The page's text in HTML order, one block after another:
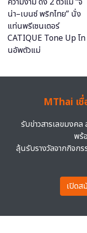
MThai เ
รับข่าวสารเลขมงคล
พร้
ลุ้นรับรางวัลจากกิจก
เปิดส